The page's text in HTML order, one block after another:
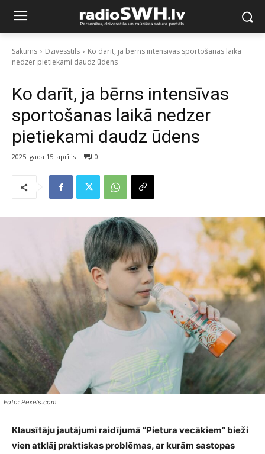
Sākums Dzīvesstils
Ko darīt, ja bērns intensīvas sportošanas laikā
nedzer pietiekami daudz ūdens
Ko darīt, ja bērns intensīvas
sportošanas laikā nedzer
pietiekami daudz ūdens
2025. gada 15. aprīlis 0
Foto: Pexels.com
Klausītāju jautājumi raidījumā “Pietura vecākiem” bieži
vien atklāj praktiskas problēmas, ar kurām sastopas